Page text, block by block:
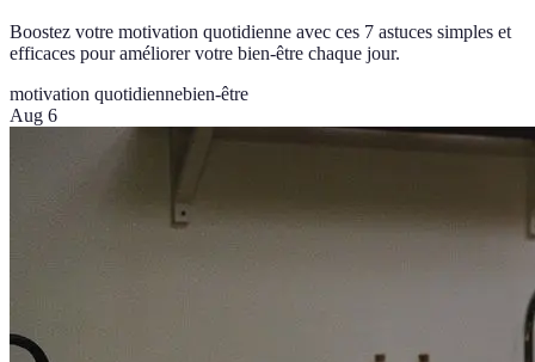
Boostez votre motivation quotidienne avec ces 7 astuces simples et
efficaces pour améliorer votre bien-être chaque jour.
motivation quotidiennebien-être
Aug 6